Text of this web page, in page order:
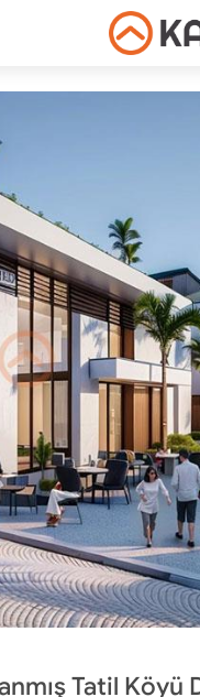
Tatil Köyü